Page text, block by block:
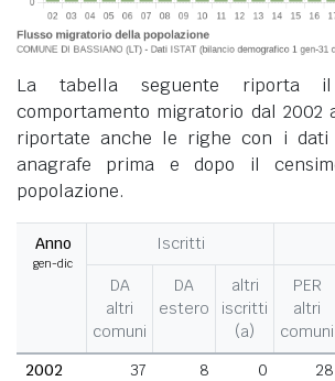
La tabella seguente riporta
comportamento migratorio dal 2002
riportate anche le righe con i dati
anagrafe prima e dopo il
popolazione.
Anno
gen-dic
Iscritti
DA
altri
comuni
DA
estero
altri
iscritti
(a)
PER
altri
comuni
2002
37 8 0 28